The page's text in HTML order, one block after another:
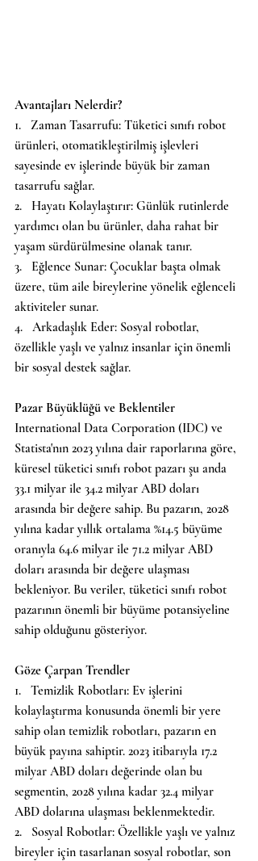
Avantajları Nelerdir?
1.   Zaman Tasarrufu: Tüketici sınıfı robot
ürünleri, otomatikleştirilmiş işlevleri
sayesinde ev işlerinde büyük bir zaman
tasarrufu sağlar.
2.   Hayatı Kolaylaştırır: Günlük rutinlerde
yardımcı olan bu ürünler, daha rahat bir
yaşam sürdürülmesine olanak tanır.
3.   Eğlence Sunar: Çocuklar başta olmak
üzere, tüm aile bireylerine yönelik eğlenceli
aktiviteler sunar.
4.   Arkadaşlık Eder: Sosyal robotlar,
özellikle yaşlı ve yalnız insanlar için önemli
bir sosyal destek sağlar.
Pazar Büyüklüğü ve Beklentiler
International Data Corporation (IDC) ve
Statista'nın 2023 yılına dair raporlarına göre,
küresel tüketici sınıfı robot pazarı şu anda
33.1 milyar ile 34.2 milyar ABD doları
arasında bir değere sahip. Bu pazarın, 2028
yılına kadar yıllık ortalama %14.5 büyüme
oranıyla 64.6 milyar ile 71.2 milyar ABD
doları arasında bir değere ulaşması
bekleniyor. Bu veriler, tüketici sınıfı robot
pazarının önemli bir büyüme potansiyeline
sahip olduğunu gösteriyor.
Göze Çarpan Trendler
1.   Temizlik Robotları: Ev işlerini
kolaylaştırma konusunda önemli bir yere
sahip olan temizlik robotları, pazarın en
büyük payına sahiptir. 2023 itibarıyla 17.2
milyar ABD doları değerinde olan bu
segmentin, 2028 yılına kadar 32.4 milyar
ABD dolarına ulaşması beklenmektedir.
2.   Sosyal Robotlar: Özellikle yaşlı ve yalnız
bireyler için tasarlanan sosyal robotlar, son